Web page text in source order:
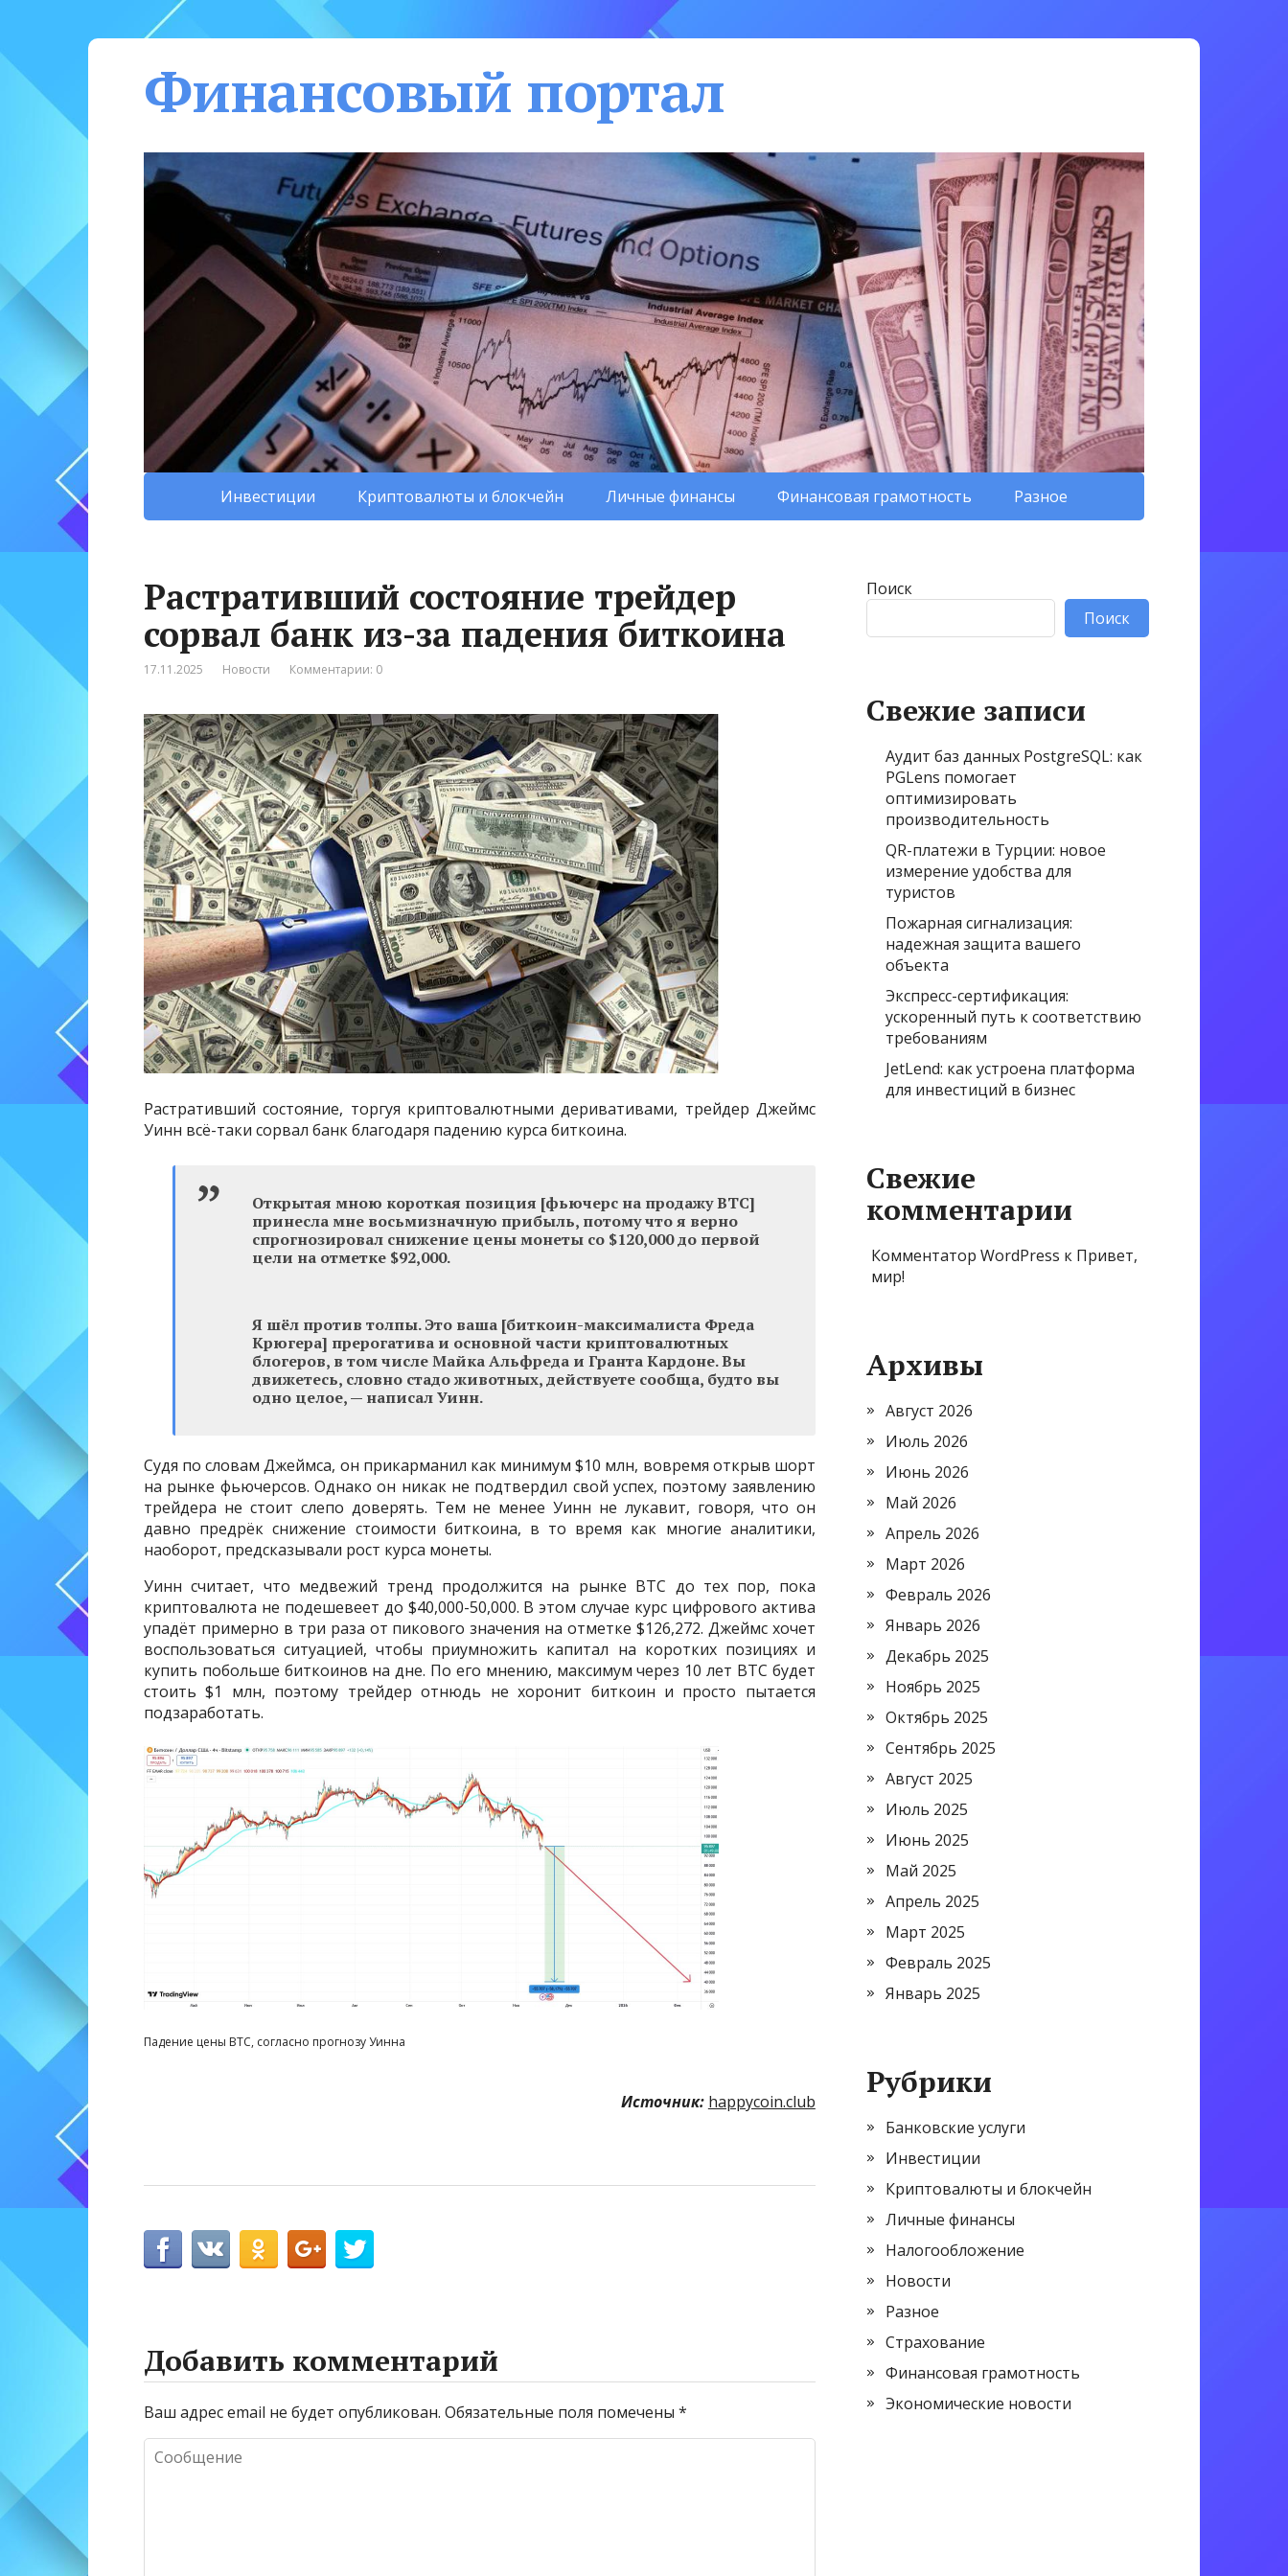
Финансовый портал
Инвестиции Криптовалюты и блокчейн Личные финансы Финансовая грамотность Разное
Растративший состояние трейдер
сорвал банк из-за падения биткоина
17.11.2025 Новости Комментарии: 0
Растративший состояние, торгуя криптовалютными деривативами, трейдер Джеймс
Уинн всё-таки сорвал банк благодаря падению курса биткоина.
Открытая мною короткая позиция [фьючерс на продажу BTC]
принесла мне восьмизначную прибыль, потому что я верно
спрогнозировал снижение цены монеты со $120,000 до первой
цели на отметке $92,000.
Я шёл против толпы. Это ваша [биткоин-максималиста Фреда
Крюгера] прерогатива и основной части криптовалютных
блогеров, в том числе Майка Альфреда и Гранта Кардоне. Вы
движетесь, словно стадо животных, действуете сообща, будто вы
одно целое, — написал Уинн.
Судя по словам Джеймса, он прикарманил как минимум $10 млн, вовремя открыв шорт
на рынке фьючерсов. Однако он никак не подтвердил свой успех, поэтому заявлению
трейдера не стоит слепо доверять. Тем не менее Уинн не лукавит, говоря, что он
давно предрёк снижение стоимости биткоина, в то время как многие аналитики,
наоборот, предсказывали рост курса монеты.
Уинн считает, что медвежий тренд продолжится на рынке BTC до тех пор, пока
криптовалюта не подешевеет до $40,000-50,000. В этом случае курс цифрового актива
упадёт примерно в три раза от пикового значения на отметке $126,272. Джеймс хочет
воспользоваться ситуацией, чтобы приумножить капитал на коротких позициях и
купить побольше биткоинов на дне. По его мнению, максимум через 10 лет BTC будет
стоить $1 млн, поэтому трейдер отнюдь не хоронит биткоин и просто пытается
подзаработать.
Падение цены BTC, согласно прогнозу Уинна
Источник: happycoin.club
Добавить комментарий
Ваш адрес email не будет опубликован. Обязательные поля помечены *
Поиск
Поиск
Свежие записи
Аудит баз данных PostgreSQL: как
PGLens помогает
оптимизировать
производительность
QR-платежи в Турции: новое
измерение удобства для
туристов
Пожарная сигнализация:
надежная защита вашего
объекта
Экспресс-сертификация:
ускоренный путь к соответствию
требованиям
JetLend: как устроена платформа
для инвестиций в бизнес
Свежие
комментарии
Комментатор WordPress к Привет,
мир!
Архивы
Август 2026
Июль 2026
Июнь 2026
Май 2026
Апрель 2026
Март 2026
Февраль 2026
Январь 2026
Декабрь 2025
Ноябрь 2025
Октябрь 2025
Сентябрь 2025
Август 2025
Июль 2025
Июнь 2025
Май 2025
Апрель 2025
Март 2025
Февраль 2025
Январь 2025
Рубрики
Банковские услуги
Инвестиции
Криптовалюты и блокчейн
Личные финансы
Налогообложение
Новости
Разное
Страхование
Финансовая грамотность
Экономические новости